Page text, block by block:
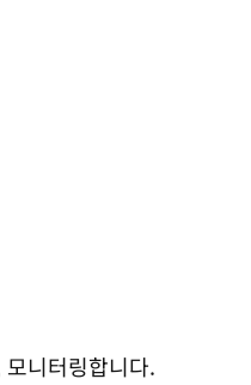
니터링합니다.